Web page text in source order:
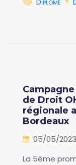
de Droit
régionale
Bordeaux
05/05/2023
La 5ème